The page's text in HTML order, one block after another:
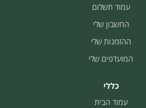
עמוד תשלום
החשבון שלי
ההזמנות שלי
המועדפים שלי
כללי
עמוד הבית